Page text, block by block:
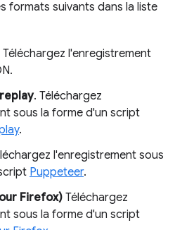
formats suivants dans la liste
Téléchargez l'enregistrement
. Téléchargez
sous la forme d'un script
.
l'enregistrement sous
Puppeteer.
Firefox) Téléchargez
sous la forme d'un script